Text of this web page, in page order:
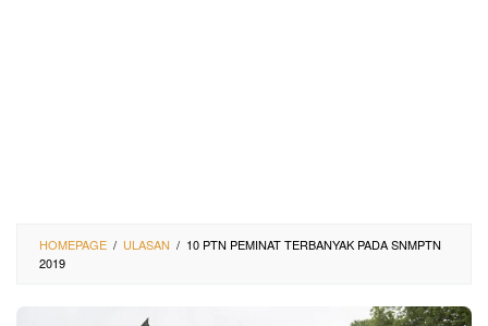
HOMEPAGE / ULASAN / 10 PTN PEMINAT TERBANYAK PADA SNMPTN
2019